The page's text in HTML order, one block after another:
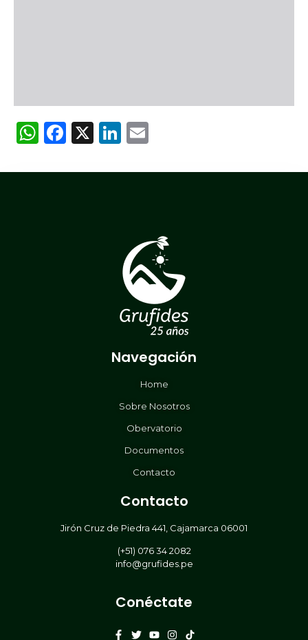
WhatsApp
Facebook
X LinkedIn
Navegación
Home
Sobre Nosotros
Obervatorio
Documentos
Contacto
Contacto
Jirón Cruz de Piedra 441, Cajamarca 06001
(+51) 076 34 2082
info@grufides.pe
Conéctate